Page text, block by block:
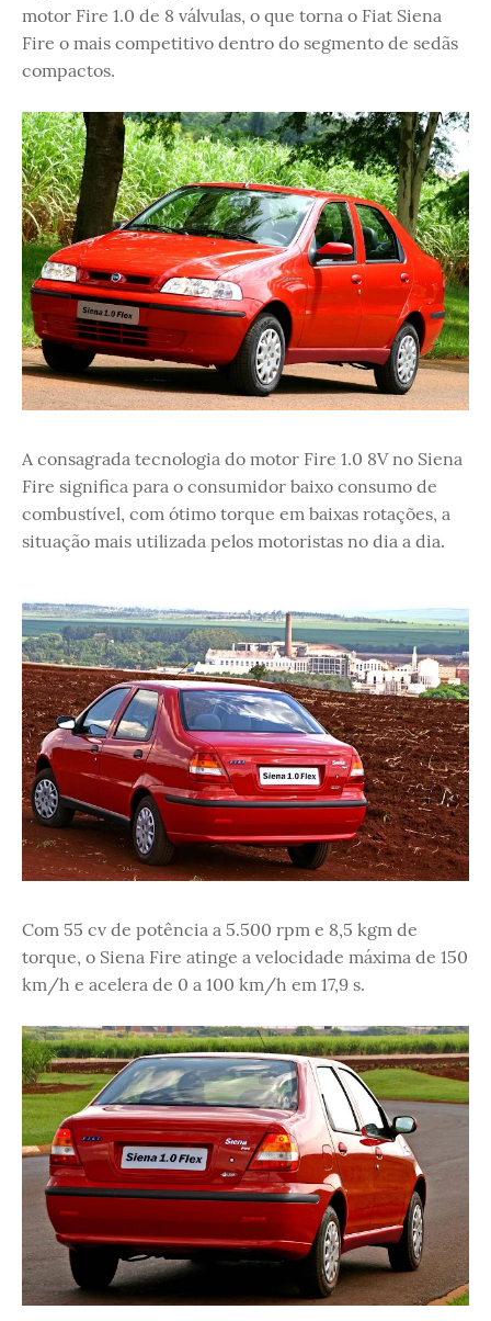
motor Fire 1.0 de 8 válvulas, o que torna o Fiat Siena
Fire o mais competitivo dentro do segmento de sedãs
compactos.
A consagrada tecnologia do motor Fire 1.0 8V no Siena
Fire significa para o consumidor baixo consumo de
combustível, com ótimo torque em baixas rotações, a
situação mais utilizada pelos motoristas no dia a dia.
Com 55 cv de potência a 5.500 rpm e 8,5 kgm de
torque, o Siena Fire atinge a velocidade máxima de 150
km/h e acelera de 0 a 100 km/h em 17,9 s.